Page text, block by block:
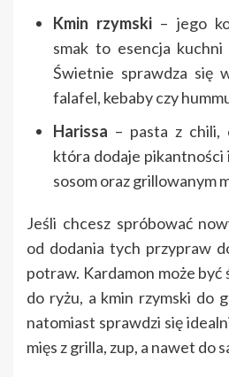
Kmin rzymski – jego
smak to esencja
Świetnie sprawdza się
falafel, kebaby czy
Harissa – pasta z chili,
która dodaje pikantności
sosom oraz grillowanym
Jeśli chcesz spróbować
od dodania tych przypraw
potraw. Kardamon może
do ryżu, a kmin rzymski do
natomiast sprawdzi się
mięs z grilla, zup, a nawet do